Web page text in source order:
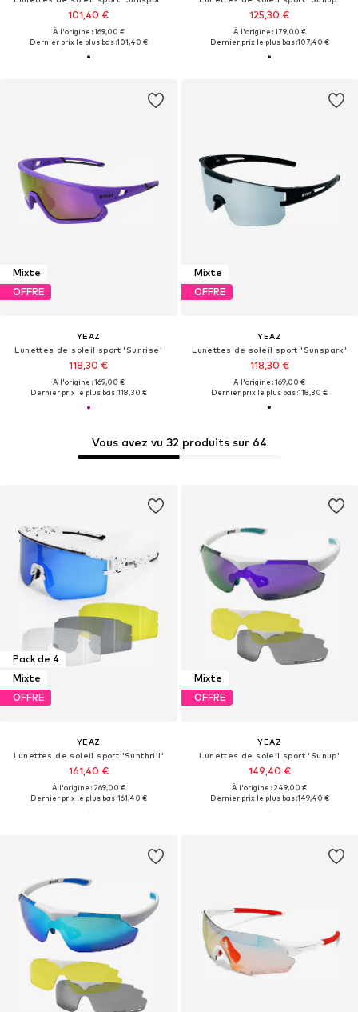
101,40 €
À l'origine : 169,00 €
Dernier prix le plus bas :101,40 €
125,30 €
À l'origine : 179,00 €
Dernier prix le plus bas :107,40 €
Mixte
OFFRE
YEAZ
Lunettes de soleil sport 'Sunrise'
118,30 €
À l'origine : 169,00 €
Dernier prix le plus bas :118,30 €
Mixte
OFFRE
YEAZ
Lunettes de soleil sport 'Sunspark'
118,30 €
À l'origine : 169,00 €
Dernier prix le plus bas :118,30 €
Pack de 4
Mixte
OFFRE
YEAZ
Lunettes de soleil sport 'Sunthrill'
161,40 €
À l'origine : 269,00 €
Dernier prix le plus bas :161,40 €
Mixte
OFFRE
YEAZ
Lunettes de soleil sport 'Sunup'
149,40 €
À l'origine : 249,00 €
Dernier prix le plus bas :149,40 €
Vous avez vu 32 produits sur 64